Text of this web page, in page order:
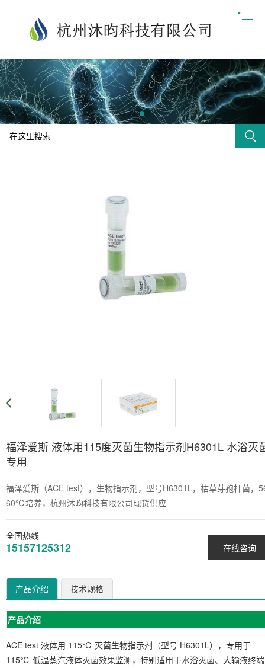
福泽爱斯 液体用115度灭菌生物指示剂H6301L 水浴灭
专用
福泽爱斯（ACE test），生物指示剂，型号H6301L，枯草芽孢杆菌，
60℃培养，杭州沐昀科技有限公司现货供应
在线咨询
全国热线
15157125312
产品介绍 技术规格
产品介绍
ACE test 液体用 115℃ 灭菌生物指示剂（型号 H6301L），专用于
115℃ 低温蒸汽液体灭菌效果监测，特别适用于水浴灭菌、大输液终端